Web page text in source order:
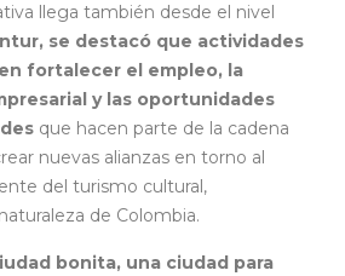
llega también desde el nivel
se destacó que actividades
fortalecer el empleo, la
y las oportunidades
que hacen parte de la cadena
nuevas alianzas en torno al
del turismo cultural,
de Colombia.
bonita, una ciudad para